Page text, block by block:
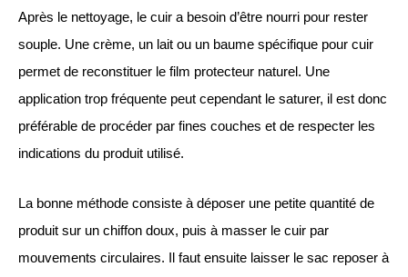
Après le nettoyage, le cuir a besoin d’être nourri pour rester
souple. Une crème, un lait ou un baume spécifique pour cuir
permet de reconstituer le film protecteur naturel. Une
application trop fréquente peut cependant le saturer, il est donc
préférable de procéder par fines couches et de respecter les
indications du produit utilisé.
La bonne méthode consiste à déposer une petite quantité de
produit sur un chiffon doux, puis à masser le cuir par
mouvements circulaires. Il faut ensuite laisser le sac reposer à